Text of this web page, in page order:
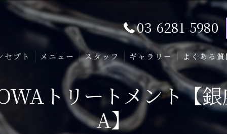
03-6281-5980
セプト メニュー スタッフ ギャラリー よくある
トリートメント【
A】